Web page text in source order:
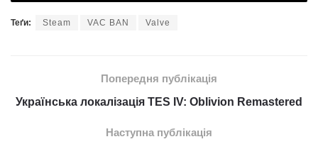
Теґи: Steam VAC BAN Valve
Попередня публікація
Українська локалізація TES IV: Oblivion Remastered
Наступна публікація